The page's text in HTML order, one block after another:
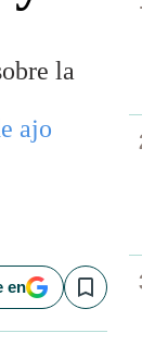
la
ajo
en Save